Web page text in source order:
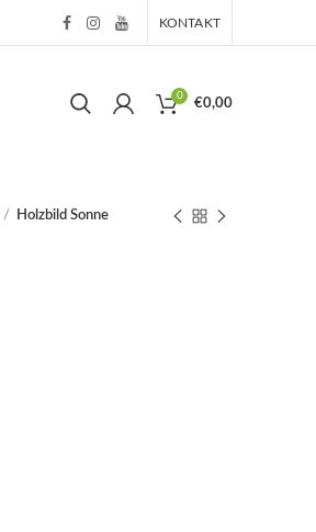
KONTAKT
0
€0,00
Holzbild Sonne